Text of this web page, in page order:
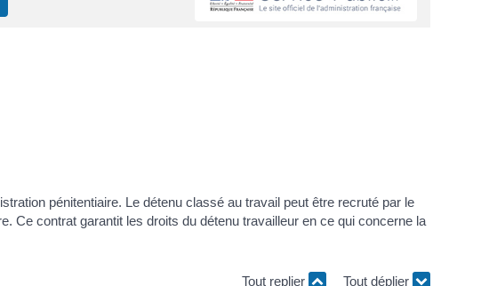
pénitentiaire. Le détenu classé au travail peut être recruté par le
Ce contrat garantit les droits du détenu travailleur en ce qui concerne la
Tout replier Tout déplier